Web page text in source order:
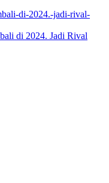
di 2024. Jadi Rival